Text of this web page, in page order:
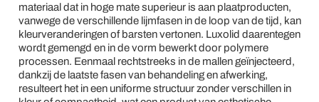
materiaal dat in hoge mate superieur is aan plaatproducten,
vanwege de verschillende lijmfasen in de loop van de tijd, kan
kleurveranderingen of barsten vertonen. Luxolid daarentegen
wordt gemengd en in de vorm bewerkt door polymere
processen. Eenmaal rechtstreeks in de mallen geïnjecteerd,
dankzij de laatste fasen van behandeling en afwerking,
resulteert het in een uniforme structuur zonder verschillen in